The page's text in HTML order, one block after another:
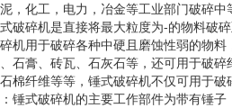
，化工，电力，冶金等工业部门破碎中
破碎机是直接将最大粒度为-的物料破
机用于破碎各种中硬且磨蚀性弱的物
石膏、砖瓦、石灰石等，还可用于破
棉纤维等等，锤式破碎机不仅可用于
锤式破碎机的主要工作部件为带有锤